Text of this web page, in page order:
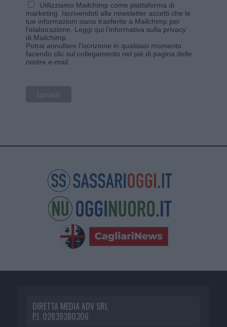
Utilizziamo Mailchimp come piattaforma di
marketing. Iscrivendoti alla newsletter accetti che le
tue informazioni siano trasferite a Mailchimp per
l'elaborazione. Leggi qui l'informativa sulla privacy
di Mailchimp
Potrai annullare l'iscrizione in qualsiasi momento
facendo clic sul collegamento nel piè di pagina delle
nostre e-mail.
DIRETTA MEDIA ADV SRL
P.I. 02839380306